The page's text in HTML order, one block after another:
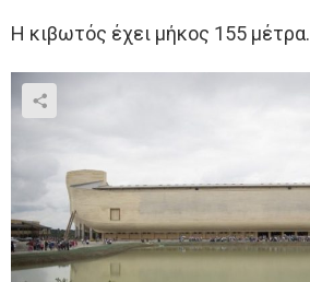
H κιβωτός έχει μήκος 155 μέτρα.